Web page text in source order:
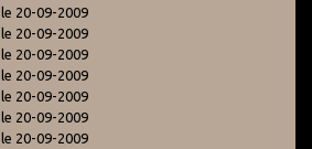
le 20-09-2009
le 20-09-2009
le 20-09-2009
le 20-09-2009
le 20-09-2009
le 20-09-2009
le 20-09-2009